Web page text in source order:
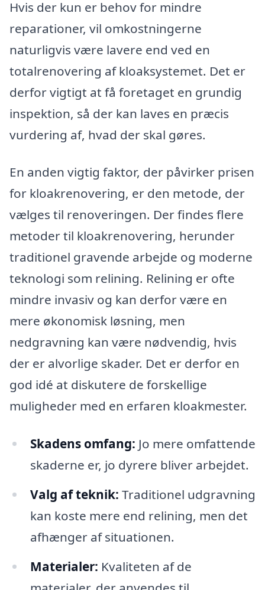
Hvis der kun er behov for mindre
reparationer, vil omkostningerne
naturligvis være lavere end ved en
totalrenovering af kloaksystemet. Det er
derfor vigtigt at få foretaget en grundig
inspektion, så der kan laves en præcis
vurdering af, hvad der skal gøres.
En anden vigtig faktor, der påvirker prisen
for kloakrenovering, er den metode, der
vælges til renoveringen. Der findes flere
metoder til kloakrenovering, herunder
traditionel gravende arbejde og moderne
teknologi som relining. Relining er ofte
mindre invasiv og kan derfor være en
mere økonomisk løsning, men
nedgravning kan være nødvendig, hvis
der er alvorlige skader. Det er derfor en
god idé at diskutere de forskellige
muligheder med en erfaren kloakmester.
Skadens omfang: Jo mere omfattende
skaderne er, jo dyrere bliver arbejdet.
Valg af teknik: Traditionel udgravning
kan koste mere end relining, men det
afhænger af situationen.
Materialer: Kvaliteten af de